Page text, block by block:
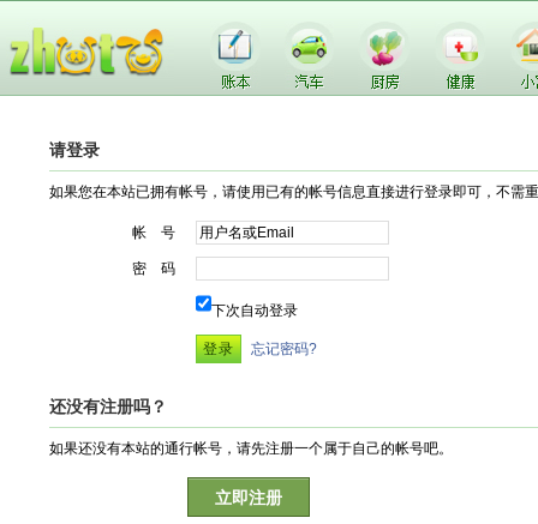
请登录
如果您在本站已拥有帐号，请使用已有的帐号信息直接进行登录即可，不需
帐 号
密 码
下次自动登录
忘记密码?
还没有注册吗？
如果还没有本站的通行帐号，请先注册一个属于自己的帐号吧。
立即注册